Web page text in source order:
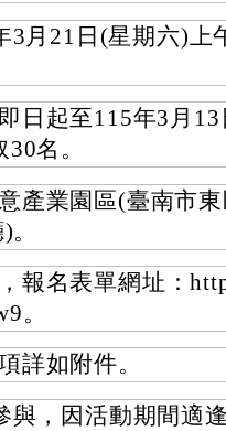
3月21日(星期六)上
日起至115年3月
名。
產業園區(臺南市
報名表單網址：
。
詳如附件。
，因活動期間適